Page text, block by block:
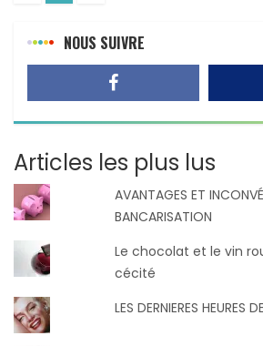
NOUS SUIVRE
Articles les plus lus
AVANTAGES ET
BANCARISATION
Le chocolat et le vin
cécité
LES DERNIERES HEURES